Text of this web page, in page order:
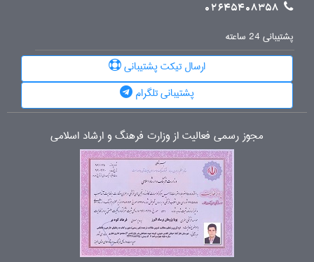
02645408358
پشتیبانی 24 ساعته
ارسال تیکت پشتیبانی
پشتیبانی تلگرام
مجوز رسمی فعالیت از وزارت فرهنگ و ارشاد اسلامی